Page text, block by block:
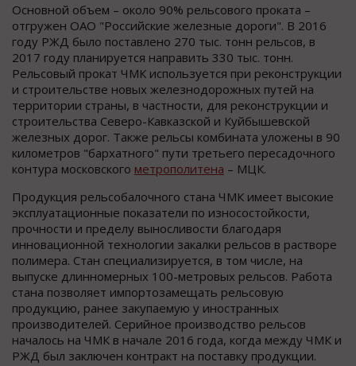
Основной объем – около 90% рельсового проката –
отгружен ОАО "Российские железные дороги". В 2016
году РЖД было поставлено 270 тыс. тонн рельсов, в
2017 году планируется направить 330 тыс. тонн.
Рельсовый прокат ЧМК используется при реконструкции
и строительстве новых железнодорожных путей на
территории страны, в частности, для реконструкции и
строительства Северо-Кавказской и Куйбышевской
железных дорог. Также рельсы комбината уложены в 90
километров "бархатного" пути третьего пересадочного
контура московского метрополитена – МЦК.
Продукция рельсобалочного стана ЧМК имеет высокие
эксплуатационные показатели по износостойкости,
прочности и пределу выносливости благодаря
инновационной технологии закалки рельсов в растворе
полимера. Стан специализируется, в том числе, на
выпуске длинномерных 100-метровых рельсов. Работа
стана позволяет импортозамещать рельсовую
продукцию, ранее закупаемую у иностранных
производителей. Серийное производство рельсов
началось на ЧМК в начале 2016 года, когда между ЧМК и
РЖД был заключен контракт на поставку продукции.